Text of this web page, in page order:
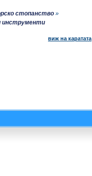
стопанство »
инструменти
виж на каратата